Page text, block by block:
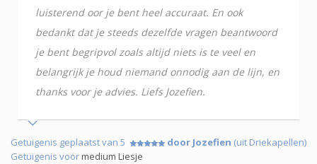
luisterend oor je bent heel accuraat. En ook
bedankt dat je steeds dezelfde vragen beantwoord
je bent begripvol zoals altijd niets is te veel en
belangrijk je houd niemand onnodig aan de lijn, en
thanks voor je advies. Liefs Jozefien.
Getuigenis geplaatst van 5 door Jozefien (uit Driekapellen)
Getuigenis voormedium Liesje